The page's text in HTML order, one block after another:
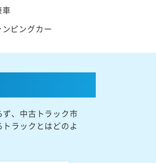
車
ンピングカー
、中古トラック市
ラックとはどのよ